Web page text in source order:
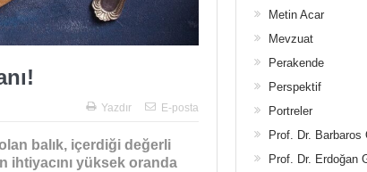
Yazdır E-posta
balık, içerdiği değerli
ihtiyacını yüksek oranda
Metin Acar
Mevzuat
Perakende
Perspektif
Portreler
Prof. Dr. Barbaros
Prof. Dr. Erdoğan